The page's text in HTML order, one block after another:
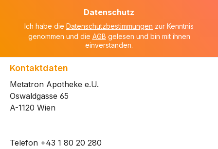
Datenschutz
Ich habe die Datenschutzbestimmungen zur Kenntnis
genommen und die AGB gelesen und bin mit ihnen
einverstanden.
Kontaktdaten
Metatron Apotheke e.U.
Oswaldgasse 65
A-1120 Wien
Telefon +43 1 80 20 280